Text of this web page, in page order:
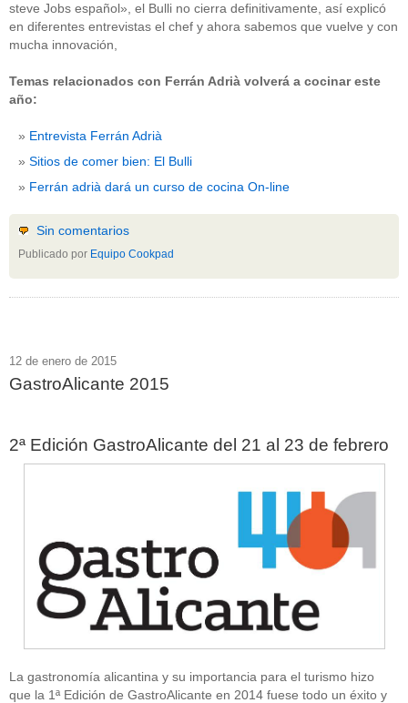
steve Jobs español», el Bulli no cierra definitivamente, así explicó
en diferentes entrevistas el chef y ahora sabemos que vuelve y con
mucha innovación,
Temas relacionados con Ferrán Adrià volverá a cocinar este
año:
Entrevista Ferrán Adrià
Sitios de comer bien: El Bulli
Ferrán adrià dará un curso de cocina On-line
Sin comentarios
Publicado por Equipo Cookpad
12 de enero de 2015
GastroAlicante 2015
2ª Edición GastroAlicante del 21 al 23 de febrero
La gastronomía alicantina y su importancia para el turismo hizo
que la 1ª Edición de GastroAlicante en 2014 fuese todo un éxito y